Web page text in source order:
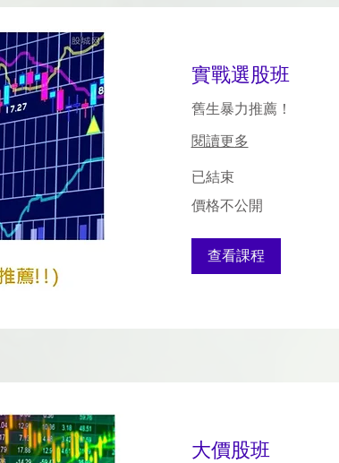
實戰選股班
舊生暴力推薦！
閱讀更多
已結束
價
格
價格不公開
查看課程
大價股班